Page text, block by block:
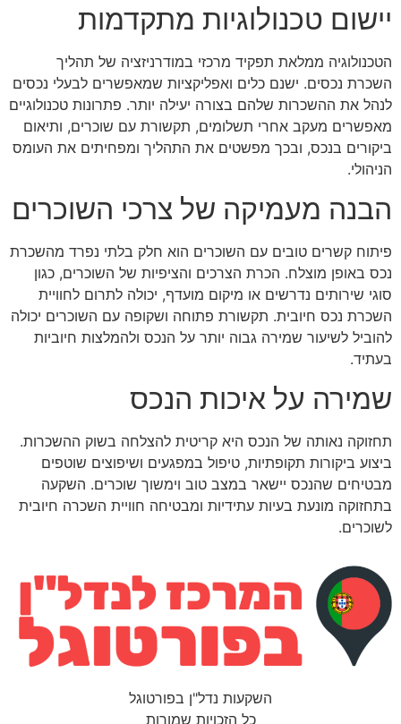
יישום טכנולוגיות מתקדמות
הטכנולוגיה ממלאת תפקיד מרכזי במודרניזציה של תהליך
השכרת נכסים. ישנם כלים ואפליקציות שמאפשרים לבעלי נכסים
לנהל את ההשכרות שלהם בצורה יעילה יותר. פתרונות טכנולוגיים
מאפשרים מעקב אחרי תשלומים, תקשורת עם שוכרים, ותיאום
ביקורים בנכס, ובכך מפשטים את התהליך ומפחיתים את העומס
הניהולי.
הבנה מעמיקה של צרכי השוכרים
פיתוח קשרים טובים עם השוכרים הוא חלק בלתי נפרד מהשכרת
נכס באופן מוצלח. הכרת הצרכים והציפיות של השוכרים, כגון
סוגי שירותים נדרשים או מיקום מועדף, יכולה לתרום לחוויית
השכרת נכס חיובית. תקשורת פתוחה ושקופה עם השוכרים יכולה
להוביל לשיעור שמירה גבוה יותר על הנכס ולהמלצות חיוביות
בעתיד.
שמירה על איכות הנכס
תחזוקה נאותה של הנכס היא קריטית להצלחה בשוק ההשכרות.
ביצוע ביקורות תקופתיות, טיפול במפגעים ושיפוצים שוטפים
מבטיחים שהנכס יישאר במצב טוב וימשוך שוכרים. השקעה
בתחזוקה מונעת בעיות עתידיות ומבטיחה חוויית השכרה חיובית
לשוכרים.
השקעות נדל"ן בפורטוגל
כל הזכויות שמורות